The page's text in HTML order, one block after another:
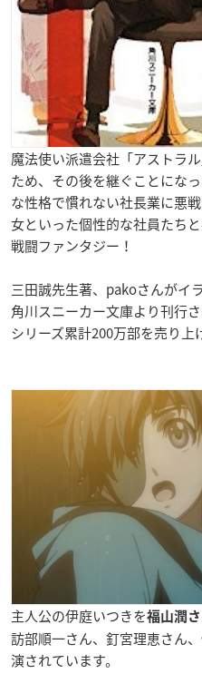
魔法使い派遣会社 「アストラ
ため、その後を継ぐことにな
な性格で慣れない社長業に悪
女といった個性的な社員たち
戦闘ファンタジー！
三田誠先生著、pakoさんがイ
角川スニーカー文庫より刊行
シリーズ累計200万部を売り上
主人公の伊庭いつきを福山潤
訪部順一さん、釘宮理恵さん
演されています。